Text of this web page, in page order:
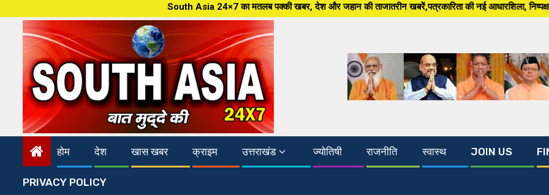
to
content
South Asia 24×7 का मतलब पक्की खबर, देश और जहान की ताजातरीन खबरें,पत्रकारिता की नई आधारशिला, निष्पक्षता
होम देश खास खबर क्राइम उत्तराखंड ज्योतिषी राजनीति स्वास्थ JOIN US
PRIVACY POLICY